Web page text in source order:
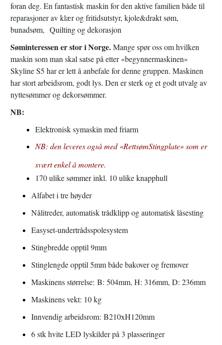
instruksjoner på internett og PC filer, men ........ Vi får svært gode
tilbakemeldinger om at «fysiske» kurs gir bedre læring. Dette er vel
godt dokumentert fra skolene som ble stengt ned under pandemien.
Trening i gruppe eller "En-til-En" opplæring med en kompetent
foran deg. En fantastisk maskin for den aktive familien både til
reparasjoner av klær og fritidsutstyr, kjole&drakt søm,
bunadsøm, Quilting og dekorasjon
Søminteressen er stor i Norge.Mange spør oss om hvilken
maskin som man skal satse på etter «begynnermaskinen»
Skyline S5 har er lett å anbefale for denne gruppen. Maskinen
har stort arbeidsrom, godt lys. Den er sterk og et godt utvalg av
nyttesømmer og dekorsømmer.
NB:
Elektronisk symaskin med friarm
NB: den leveres også med «RettsømStingplate» som er
svært enkel å montere.
170 ulike sømmer inkl. 10 ulike knapphull
Alfabet i tre høyder
Nålitreder, automatisk trådklipp og automatisk låsesting
Easyset-undertrådsspolesystem
Stingbredde opptil 9mm
Stinglengde opptil 5mm både bakover og fremover
Maskinens størrelse: B: 504mm, H: 316mm, D: 236mm
Maskinens vekt: 10 kg
Innvendig arbeidsrom: B210xH120mm
6 stk hvite LED lyskilder på 3 plasseringer